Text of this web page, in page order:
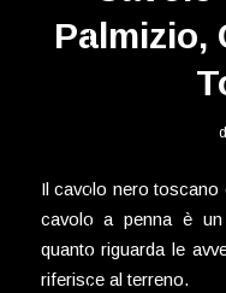
Palmizio,
Il cavolo nero
cavolo a penna è
quanto riguarda le
riferisce al terreno.